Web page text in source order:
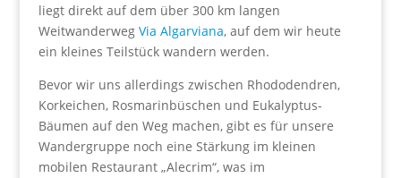
liegt direkt auf dem über 300 km langen
Weitwanderweg Via Algarviana, auf dem wir heute
ein kleines Teilstück wandern werden.
Bevor wir uns allerdings zwischen Rhododendren,
Korkeichen, Rosmarinbüschen und Eukalyptus-
Bäumen auf den Weg machen, gibt es für unsere
Wandergruppe noch eine Stärkung im kleinen
mobilen Restaurant „Alecrim“, was im